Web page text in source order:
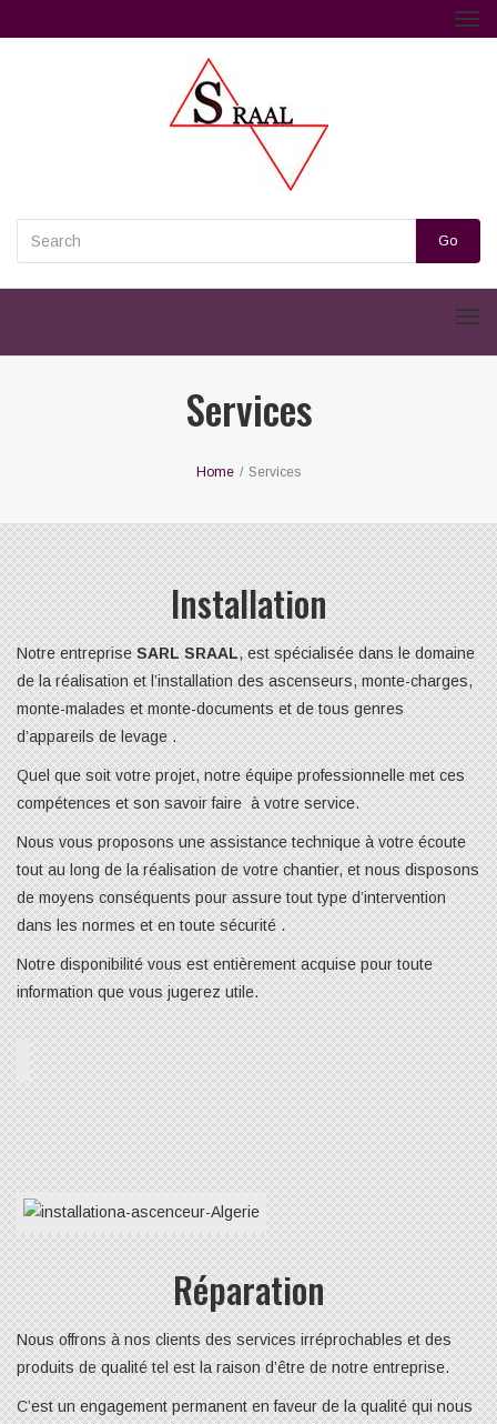
Go
Services
Home / Services
Installation
Notre entrepriseSARL SRAAL, est spécialisée dans le domaine
de la réalisation et l’installation des ascenseurs, monte-charges,
monte-malades et monte-documents et de tous genres
d’appareils de levage .
Quel que soit votre projet, notre équipe professionnelle met ces
compétences et son savoir faire à votre service.
Nous vous proposons une assistance technique à votre écoute
tout au long de la réalisation de votre chantier, et nous disposons
de moyens conséquents pour assure tout type d’intervention
dans les normes et en toute sécurité .
Notre disponibilité vous est entièrement acquise pour toute
information que vous jugerez utile.
Réparation
Nous offrons à nos clients des services irréprochables et des
produits de qualité tel est la raison d’être de notre entreprise.
C’est un engagement permanent en faveur de la qualité qui nous